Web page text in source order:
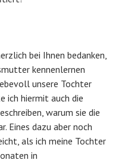
bei Ihnen bedanken,
kennenlernen
unsere Tochter
ich hiermit auch die
warum sie die
Eines dazu aber noch
als ich meine Tochter
in